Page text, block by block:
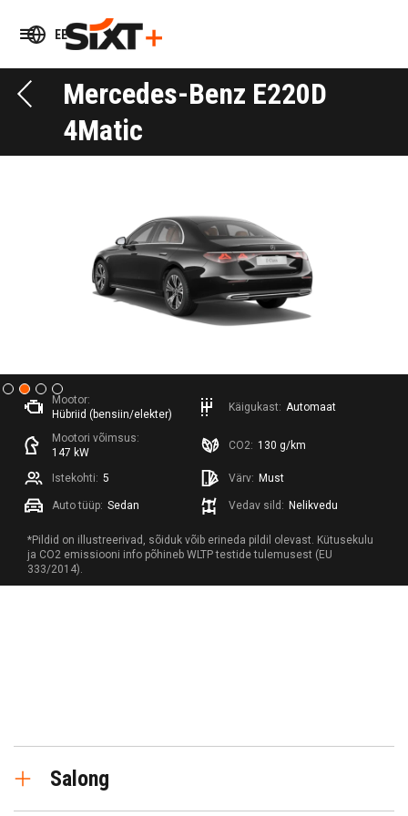
EE
Mercedes-Benz E220D
4Matic
Slide 2 of 4.
Mootor:
Hübriid (bensiin/elekter)
Käigukast: Automaat
Mootori võimsus:
147 kW
CO2: 130 g/km
Istekohti: 5 Värv: Must
Auto tüüp: Sedan Vedav sild: Nelikvedu
*Pildid on illustreerivad, sõiduk võib erineda pildil olevast. Kütusekulu
ja CO2 emissiooni info põhineb WLTP testide tulemusest (EU
333/2014).
Salong